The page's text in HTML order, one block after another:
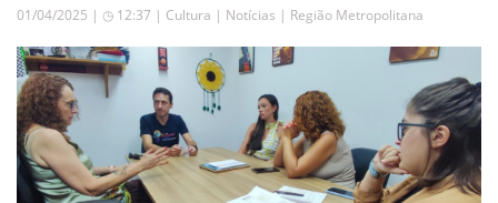
01/04/2025 | ◷ 12:37 | Cultura | Notícias | Região Metropolitana